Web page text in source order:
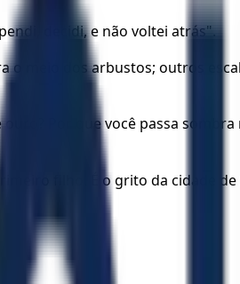
decidi, e não voltei atrás".
meio dos arbustos; outros
Por que você passa
filho. É o grito da cidade